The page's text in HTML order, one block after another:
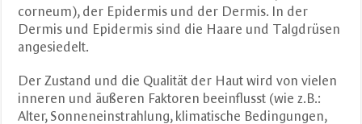
corneum), der Epidermis und der Dermis. In der
Dermis und Epidermis sind die Haare und Talgdrüsen
angesiedelt.
Der Zustand und die Qualität der Haut wird von vielen
inneren und äußeren Faktoren beeinflusst (wie z.B.:
Alter, Sonneneinstrahlung, klimatische Bedingungen,